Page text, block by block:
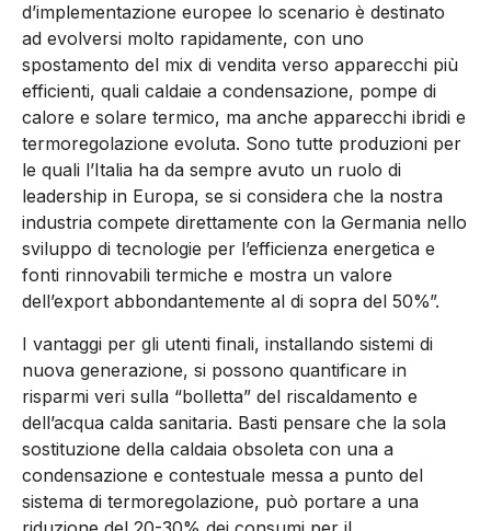
d’implementazione europee lo scenario è destinato
ad evolversi molto rapidamente, con uno
spostamento del mix di vendita verso apparecchi più
efficienti, quali caldaie a condensazione, pompe di
calore e solare termico, ma anche apparecchi ibridi e
termoregolazione evoluta. Sono tutte produzioni per
le quali l’Italia ha da sempre avuto un ruolo di
leadership in Europa, se si considera che la nostra
industria compete direttamente con la Germania nello
sviluppo di tecnologie per l’efficienza energetica e
fonti rinnovabili termiche e mostra un valore
dell’export abbondantemente al di sopra del 50%”.
I vantaggi per gli utenti finali, installando sistemi di
nuova generazione, si possono quantificare in
risparmi veri sulla “bolletta” del riscaldamento e
dell’acqua calda sanitaria. Basti pensare che la sola
sostituzione della caldaia obsoleta con una a
condensazione e contestuale messa a punto del
sistema di termoregolazione, può portare a una